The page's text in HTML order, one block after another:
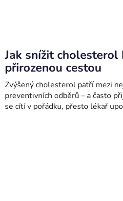
Jak snížit cholesterol
přirozenou cestou
Zvýšený cholesterol patří mezi
preventivních odběrů – a často
se cítí v pořádku, přesto lékař